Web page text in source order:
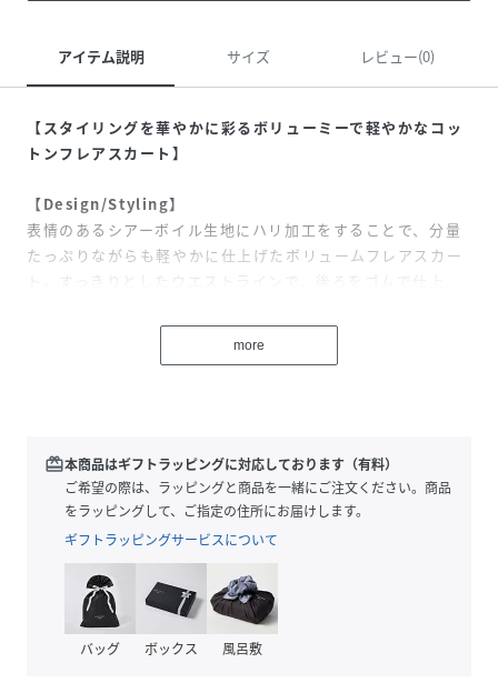
アイテム説明 サイズ レビュー(0)
【スタイリングを華やかに彩るボリューミーで軽やかなコッ
トンフレアスカート】
【Design/Styling】
表情のあるシアーボイル生地にハリ加工をすることで、分量
たっぷりながらも軽やかに仕上げたボリュームフレアスカー
ト。すっきりとしたウエストラインで、後ろをゴムで仕上
付き。後ろ側のコンシールファスナーで着脱可能。
【Fabric】
清楚なアイボリー、シアー感のある軽やかなブラック、ライ
ラック風味のライトピンクの３色展開です。軽やかなコット
ン素材で春夏気分を盛り上げます。
透け感:あり
裏地:あり
伸縮性:なし
more
redeem本商品はギフトラッピングに対応しております（有料）
ご希望の際は、ラッピングと商品を一緒にご注文ください。商品
をラッピングして、ご指定の住所にお届けします。
ギフトラッピングサービスについて
バッグ ボックス 風呂敷